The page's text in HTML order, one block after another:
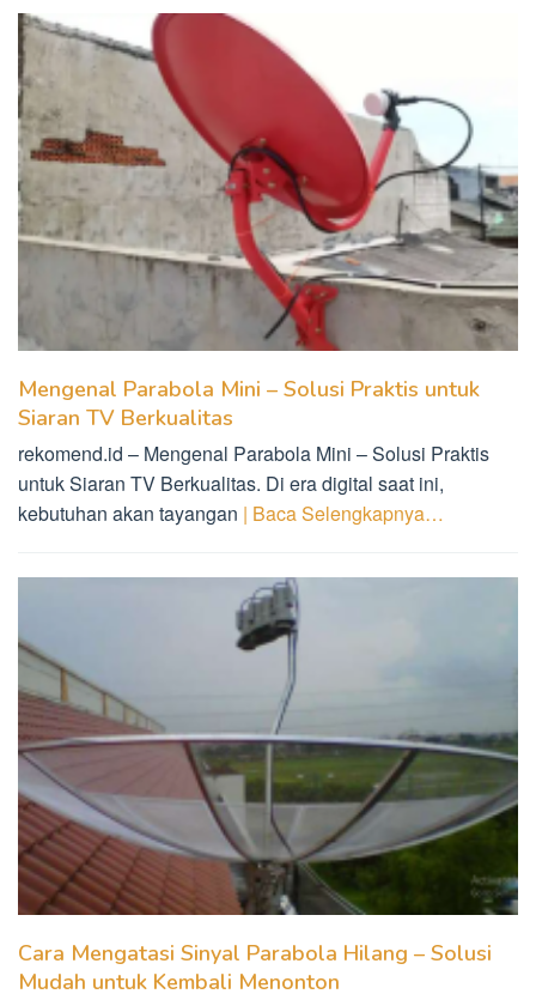
Mengenal Parabola Mini – Solusi Praktis untuk
Siaran TV Berkualitas
rekomend.id – Mengenal Parabola Mini – Solusi Praktis
untuk Siaran TV Berkualitas. Di era digital saat ini,
kebutuhan akan tayangan | Baca Selengkapnya…
Cara Mengatasi Sinyal Parabola Hilang – Solusi
Mudah untuk Kembali Menonton